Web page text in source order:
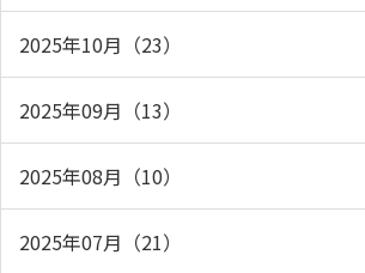
2025年10月（23）
2025年09月（13）
2025年08月（10）
2025年07月（21）